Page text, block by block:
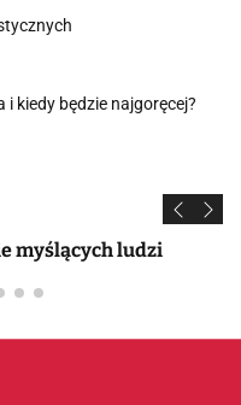
kiedy będzie najgoręcej?
myślących ludzi